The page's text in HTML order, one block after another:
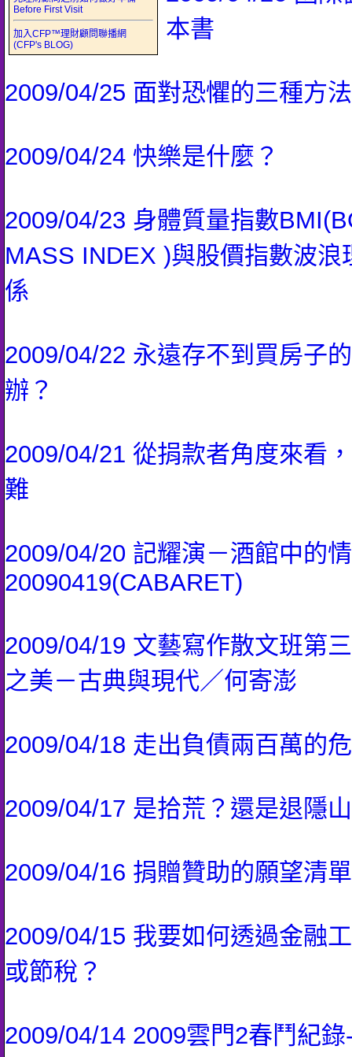
Before First Visit
加入CFP™理財顧問聯播網
(CFP's BLOG)
本書
2009/04/25 面對恐懼的三種方法
2009/04/24 快樂是什麼？
2009/04/23 身體質量指數
MASS INDEX )與股價指數波浪
係
2009/04/22 永遠存不到買房子
辦？
2009/04/21 從捐款者角度來看
難
2009/04/20 記耀演－酒館中的
20090419(CABARET)
2009/04/19 文藝寫作散文班第
之美－古典與現代／何寄澎
2009/04/18 走出負債兩百萬的
2009/04/17 是拾荒？還是退隱
2009/04/16 捐贈贊助的願望清單
2009/04/15 我要如何透過金融
或節稅？
2009/04/14 2009雲門2春鬥紀